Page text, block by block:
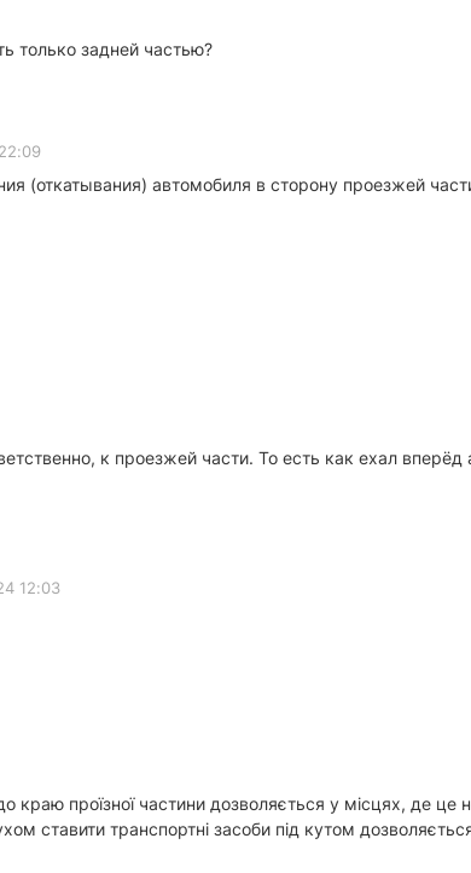
только задней частью?
(откатывания) автомобиля в сторону проезжей
к проезжей части. То есть как ехал
12:03
краю проїзної частини дозволяється у місцях, де
ставити транспортні засоби під кутом